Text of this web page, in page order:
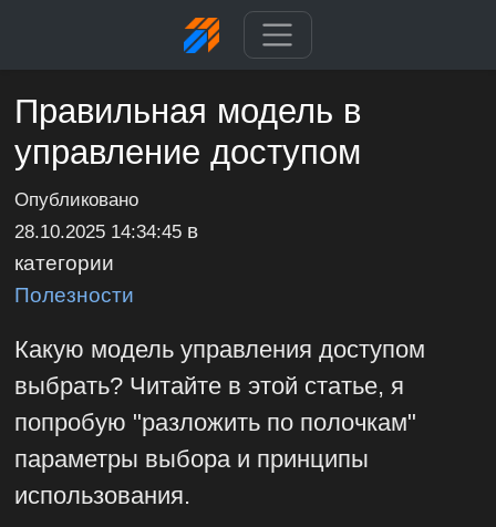
Правильная модель в
управление доступом
Опубликовано
28.10.2025 14:34:45 в
категории
Полезности
Какую модель управления доступом
выбрать? Читайте в этой статье, я
попробую "разложить по полочкам"
параметры выбора и принципы
использования.